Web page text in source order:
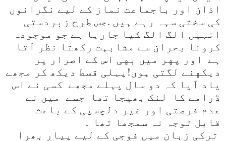
اذان اور باجماعت نماز کے لیے نگرانوں
کی سختی سہہ رہے ہیں .جس طرح زبردستی
انہیں الگ الگ کیا جارہا ہے جو موجودہ
کرونا بحران سے مشابہت رکھتا نظر آتا
ہے
اور پهر میں بهی اس کے اصرار پر
دیکهنے لگتی ہوں! پہلی قسط دیکھ کر مجھے
یاد آیا کہ دو سال پہلے مجھے کسی نے اس
ڈرامے کا
لنک بھیجا تھا جسے
میں نے
عدم فرصتی اور غیر دلچسپی کے باعث
قابل توجہ نہ سمجھا تھا ۔
ترکی زبان میں فوجی کے لیے پیار بھرا